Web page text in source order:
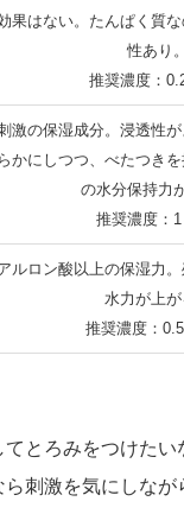
果はない。たんぱく質
性あり。
推奨濃度：
激の保湿成分。浸透性
かにしつつ、べたつき
の水分保持力
推奨濃度：1
ルロン酸以上の保湿力
水力が上が
推奨濃度：
とろみをつけたい
刺激を気にしなが